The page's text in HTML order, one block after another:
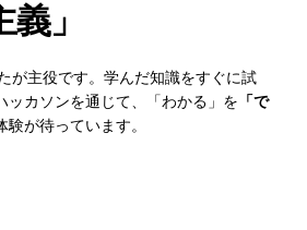
が主役です。学んだ知識をすぐに試
ッカソンを通じて、「わかる」を 「で
験が待っています。
」